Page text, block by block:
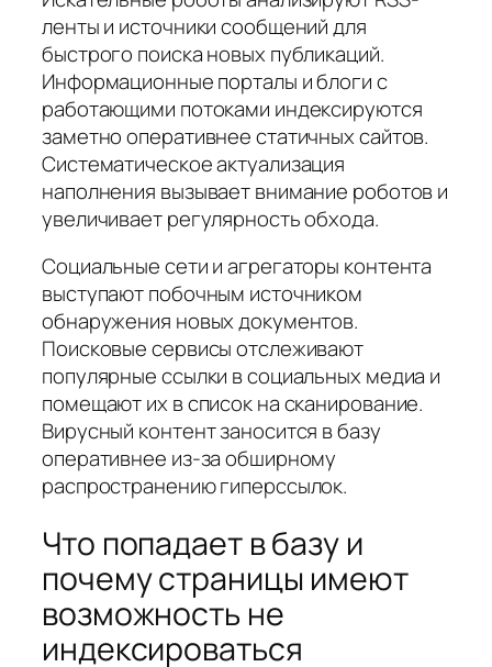
ленты и источники сообщений для
быстрого поиска новых публикаций.
Информационные порталы и блоги с
работающими потоками индексируются
заметно оперативнее статичных сайтов.
Систематическое актуализация
наполнения вызывает внимание роботов и
увеличивает регулярность обхода.
Социальные сети и агрегаторы контента
выступают побочным источником
обнаружения новых документов.
Поисковые сервисы отслеживают
популярные ссылки в социальных медиа и
помещают их в список на сканирование.
Вирусный контент заносится в базу
оперативнее из-за обширному
распространению гиперссылок.
Что попадает в базу и
почему страницы имеют
возможность не
индексироваться